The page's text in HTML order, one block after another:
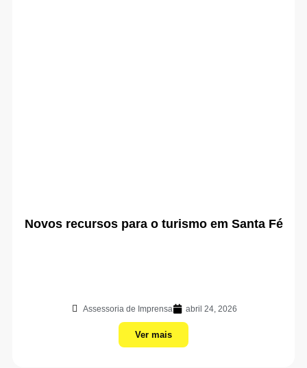
Novos recursos para o turismo em Santa Fé
Assessoria de Imprensa abril 24, 2026
Ver mais